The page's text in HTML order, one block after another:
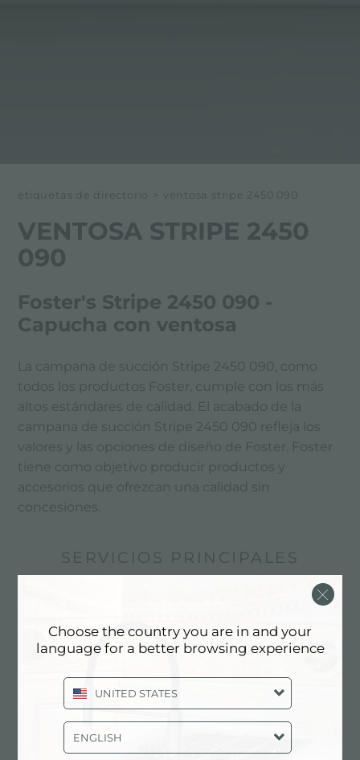
etiquetas de directorio > ventosa stripe 2450 090
VENTOSA STRIPE 2450
090
Foster's Stripe 2450 090 -
Capucha con ventosa
La campana de succión Stripe 2450 090, como
todos los productos Foster, cumple con los más
altos estándares de calidad. El acabado de la
campana de succión Stripe 2450 090 refleja los
valores y las opciones de diseño de Foster. Foster
tiene como objetivo producir productos y
accesorios que ofrezcan una calidad sin
concesiones.
SERVICIOS PRINCIPALES
Choose the country you are in and your
language for a better browsing experience
UNITED STATES
ENGLISH